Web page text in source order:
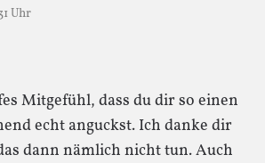
Uhr
Mitgefühl, dass du dir so einen
echt anguckst. Ich danke dir
dann nämlich nicht tun. Auch